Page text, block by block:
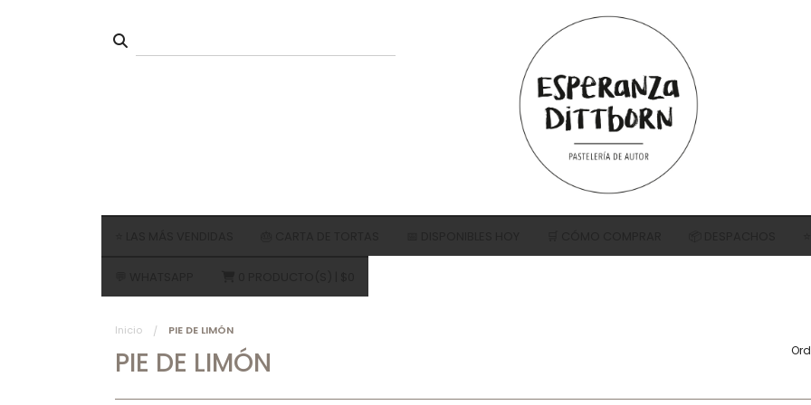
BIZCOCHO
bizcocho y frutas
TORTAS DE CHOCOLATE
TORTA AMAPOLAS
Inicio PIE DE LIMÓN
PIE DE LIMÓN